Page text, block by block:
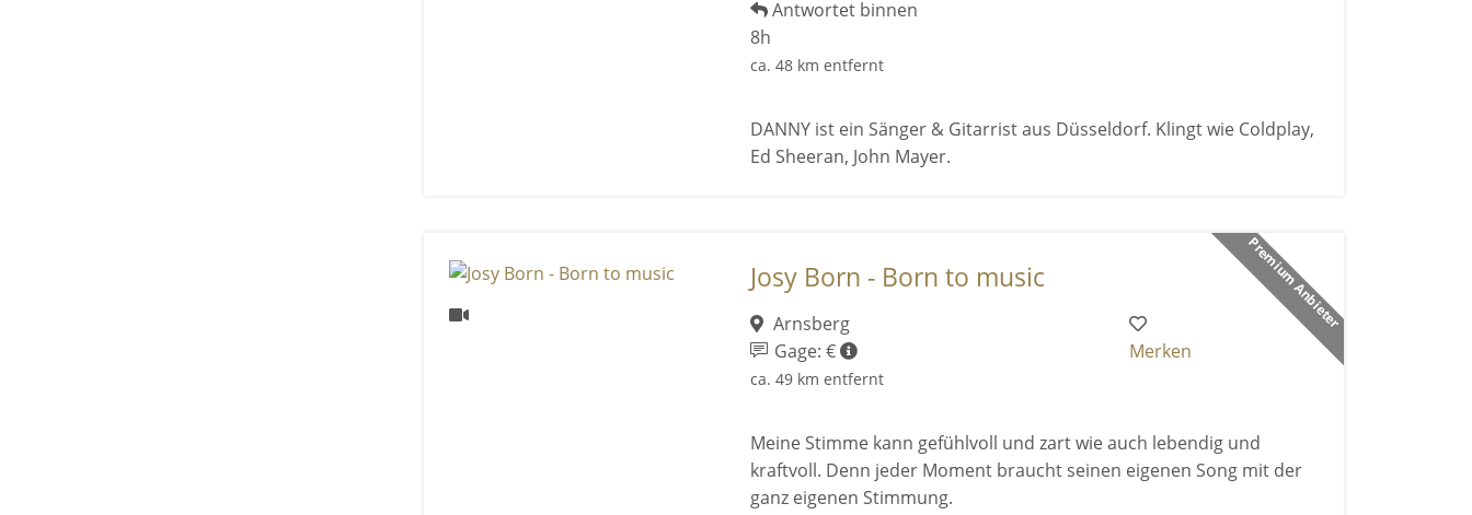
Antwortet binnen
8h
ca. 48 km entfernt
DANNY ist ein Sänger & Gitarrist aus Düsseldorf. Klingt wie Coldplay,
Ed Sheeran, John Mayer.
Premium Anbieter
Josy Born - Born to music
Arnsberg
Gage: €
ca. 49 km entfernt
Merken
Meine Stimme kann gefühlvoll und zart wie auch lebendig und
kraftvoll. Denn jeder Moment braucht seinen eigenen Song mit der
ganz eigenen Stimmung.